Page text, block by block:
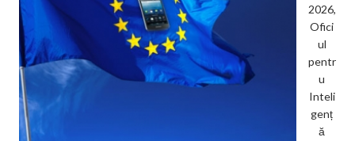
2026,
Ofici
ul
pentr
u
Inteli
genț
ă